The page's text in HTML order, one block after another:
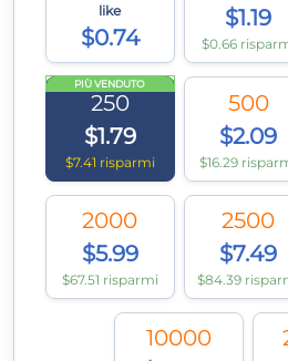
like
$0.74
$1.19
$0.66
PIÙ VENDUTO
250
$1.79
$7.41 risparmi
500
$2.09
$16.29
2000
$5.99
$67.51 risparmi
2500
$7.49
$84.39
10000